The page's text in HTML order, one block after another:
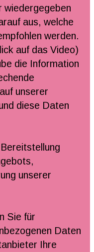
wiedergegeben
aus, welche
werden.
auf das Video)
die Information
unserer
diese Daten
Bereitstellung
unserer
Sie für
Daten
Ihre